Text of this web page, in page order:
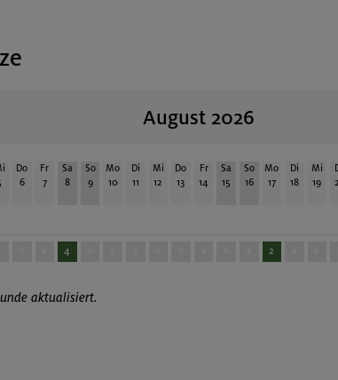
August 2026
Do
6
Fr
7
Sa
8
So
9
Mo
10
Di
11
Mi
12
Do
13
Fr
14
Sa
15
So
16
Mo
17
Di
18
Mi
19
4 2
aktualisiert.